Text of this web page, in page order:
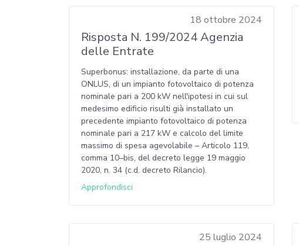
18 ottobre 2024
Risposta N. 199/2024 Agenzia
delle Entrate
Superbonus: installazione, da parte di una
ONLUS, di un impianto fotovoltaico di potenza
nominale pari a 200 kW nell'ipotesi in cui sul
medesimo edificio risulti già installato un
precedente impianto fotovoltaico di potenza
nominale pari a 217 kW e calcolo del limite
massimo di spesa agevolabile – Articolo 119,
comma 10–bis, del decreto legge 19 maggio
2020, n. 34 (c.d. decreto Rilancio).
Approfondisci
25 luglio 2024